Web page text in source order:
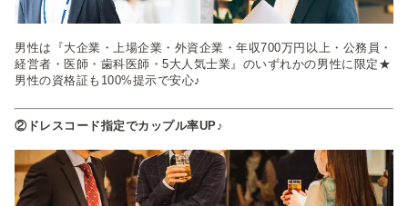
男性は『大企業・上場企業・外資企業・年収700万円以上・公務員・
経営者・医師・歯科医師・5大人気士業』のいずれかの男性に限定★
男性の資格証も100%提示で安心♪
②ドレスコード指定でカップル率UP♪